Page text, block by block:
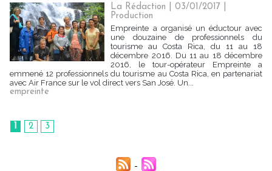
La Rédaction | 03/01/2017
Production
Empreinte a organisé un éductour avec
une douzaine de professionnels du
tourisme au Costa Rica, du 11 au 18
décembre 2016. Du 11 au 18 décembre
2016, le tour-opérateur Empreinte a
emmené 12 professionnels du tourisme au Costa Rica, en partenariat
avec Air France sur le vol direct vers San José. Un...
empreinte
1 2 3